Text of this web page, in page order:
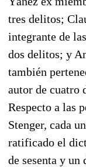
tres delitos;
integrante de
dos delitos; y
también
autor de cuatro
Respecto a las
Stenger, cada
ratificado el
de sesenta y un